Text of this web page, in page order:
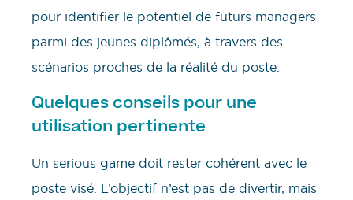
pour identifier le potentiel de futurs managers
parmi des jeunes diplômés, à travers des
scénarios proches de la réalité du poste.
Quelques conseils pour une
utilisation pertinente
Un serious game doit rester cohérent avec le
poste visé. L’objectif n’est pas de divertir, mais